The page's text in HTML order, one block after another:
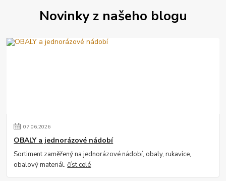
Novinky z našeho blogu
07.06.2026
OBALY a jednorázové nádobí
Sortiment zaměřený na jednorázové nádobí, obaly, rukavice,
obalový materiál.číst celé